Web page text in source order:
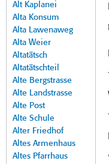
Alt Kaplanei
Alta Konsum
Alta Lawenaweg
Alta Weier
Altatätsch
Altatätschteil
Alte Bergstrasse
Alte Landstrasse
Alte Post
Alte Schule
Alter Friedhof
Altes Armenhaus
Altes Pfarrhaus
-
-